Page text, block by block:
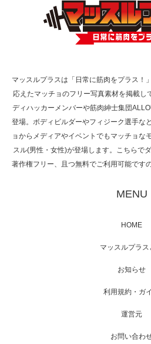
TOKYO FMラジ
で紹介さ…
NHK「所さん！
映画「メカバー
【TV】NHK BS
マッスルプラスは「日常に筋肉をプラス！
応えたマッチョのフリー写真素材を掲載し
ディハッカーメンバーや筋肉紳士集団
登場。ボディビルダーやフィジーク選手な
ョからメディアやイベントでもマッチョな
スル(男性・女性)が登場します。こちらで
著作権フリー、且つ無料でご利用可能です
MENU
HOME
マッスルプラス
お知らせ
利用規約・ガ
運営元
お問い合わ